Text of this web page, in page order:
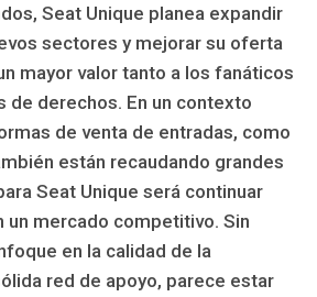
Seat Unique planea expandir
sectores y mejorar su oferta
mayor valor tanto a los fanáticos
de derechos. En un contexto
de venta de entradas, como
están recaudando grandes
Seat Unique será continuar
un mercado competitivo. Sin
en la calidad de la
red de apoyo, parece estar